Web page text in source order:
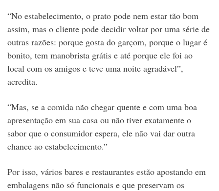
“No estabelecimento, o prato pode nem estar tão bom
assim, mas o cliente pode decidir voltar por uma série de
outras razões: porque gosta do garçom, porque o lugar é
bonito, tem manobrista grátis e até porque ele foi ao
local com os amigos e teve uma noite agradável”,
acredita.
“Mas, se a comida não chegar quente e com uma boa
apresentação em sua casa ou não tiver exatamente o
sabor que o consumidor espera, ele não vai dar outra
chance ao estabelecimento.”
Por isso, vários bares e restaurantes estão apostando em
embalagens não só funcionais e que preservam os